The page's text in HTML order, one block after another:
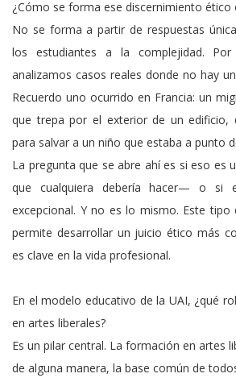
¿Cómo se forma ese discernimiento ético
No se forma a partir de respuestas
los estudiantes a la complejidad.
analizamos casos reales donde no hay
Recuerdo uno ocurrido en Francia: un
que trepa por el exterior de un edificio,
para salvar a un niño que estaba a punto
La pregunta que se abre ahí es si eso es
que cualquiera debería hacer— o si
excepcional. Y no es lo mismo. Este tipo
permite desarrollar un juicio ético más
es clave en la vida profesional.
En el modelo educativo de la UAI, ¿qué
en artes liberales?
Es un pilar central. La formación en artes
de alguna manera, la base común de